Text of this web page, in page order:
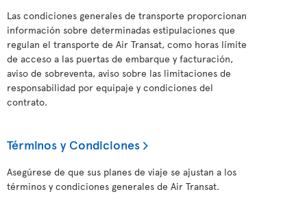
Las condiciones generales de transporte proporcionan
información sobre determinadas estipulaciones que
regulan el transporte de Air Transat, como horas límite
de acceso a las puertas de embarque y facturación,
aviso de sobreventa, aviso sobre las limitaciones de
responsabilidad por equipaje y condiciones del
contrato.
Términos y Condiciones
Asegúrese de que sus planes de viaje se ajustan a los
términos y condiciones generales de Air Transat.